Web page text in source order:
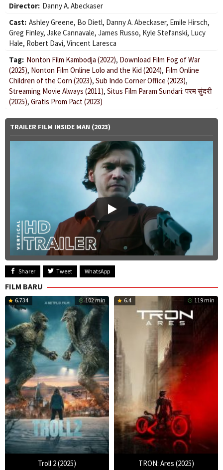
Director: Danny A. Abeckaser
Cast: Ashley Greene, Bo Dietl, Danny A. Abeckaser, Emile Hirsch,
Greg Finley, Jake Cannavale, James Russo, Kyle Stefanski, Lucy
Hale, Robert Davi, Vincent Laresca
Tag: Nonton Film Kambodja (2022), Download Film Fog of War
(2025), Nonton Film Online Lolo and the Kid (2024), Film Online
Children of the Corn (2023), Sub Indo Corner Office (2023),
Streaming Movie Always (2011), Situs Film Param Sundari: परम सुंदरी
(2025), Gratis Prom Pact (2023)
TRAILER FILM INSIDE MAN (2023)
Sharer Tweet WhatsApp
FILM BARU
6.734 102 min
Troll 2 (2025)
6.4 119 min
TRON: Ares (2025)